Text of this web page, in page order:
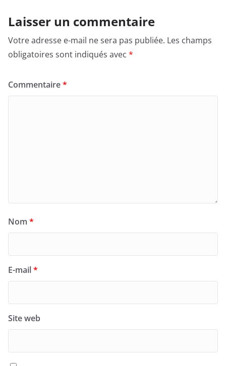
Laisser un commentaire
Votre adresse e-mail ne sera pas publiée. Les champs
obligatoires sont indiqués avec *
Commentaire*
Nom *
E-mail*
Site web